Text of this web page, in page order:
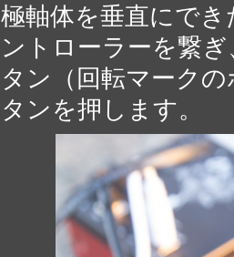
極軸体を垂直にで
ントローラーを繋
タン（回転マーク
タンを押します。